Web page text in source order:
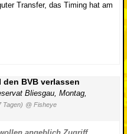
Transfer, das Timing hat am
BVB verlassen
Bliesgau Montag,
Tagen) @ Fisheye